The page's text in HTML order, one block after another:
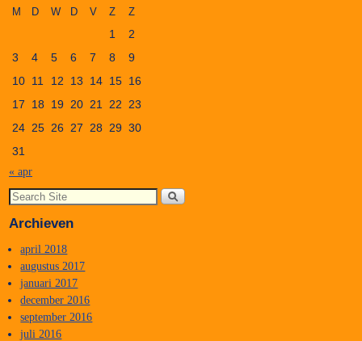
M D W D V Z Z
1
2
3
4 5 6 7 8
9
10 11 12 13 14 15 16
17
18 19 20 21 22 23
24 25 26 27 28 29 30
31
« apr
Archieven
april 2018
augustus 2017
januari 2017
december 2016
september 2016
juli 2016